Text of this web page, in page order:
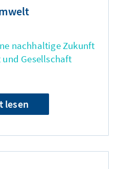
nachhaltige Zukunft
Gesellschaft
lesen